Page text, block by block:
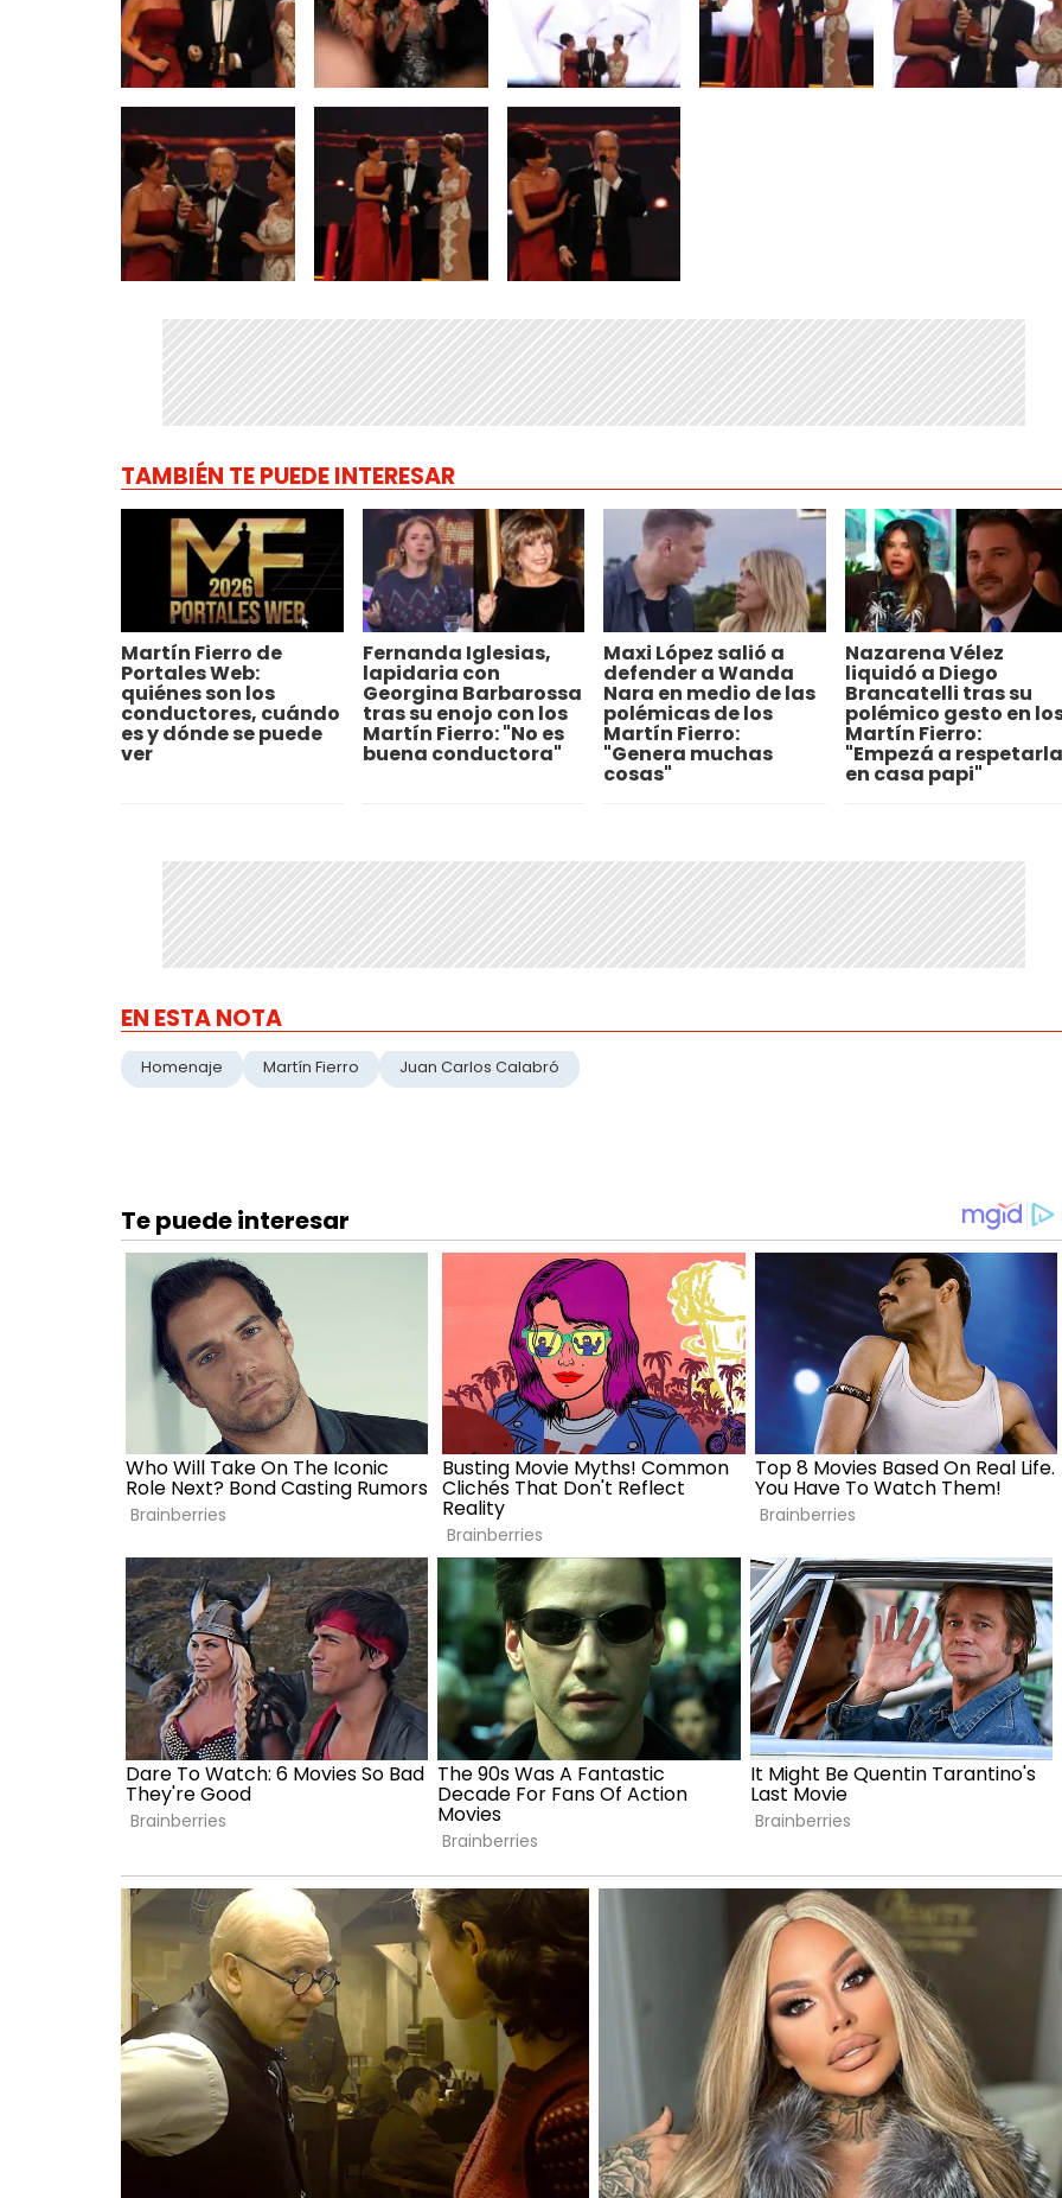
TAMBIÉN TE PUEDE INTERESAR
Martín Fierro de
Portales Web:
quiénes son los
conductores, cuándo
es y dónde se puede
ver
Fernanda Iglesias,
lapidaria con
Georgina Barbarossa
tras su enojo con los
Martín Fierro: "No es
buena conductora"
Maxi López salió a
defender a Wanda
Nara en medio de las
polémicas de los
Martín Fierro:
"Genera muchas
cosas"
Nazarena Vélez
liquidó a Diego
Brancatelli tras su
polémico gesto en
Martín Fierro:
"Empezá a respetarla
en casa papi"
EN ESTA NOTA
Homenaje Martín Fierro Juan Carlos Calabró